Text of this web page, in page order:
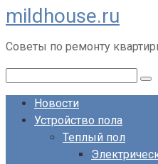
Перейти
к
контенту
mildhouse.ru
Советы по ремонту
Новости
Устройство пола
Теплый пол